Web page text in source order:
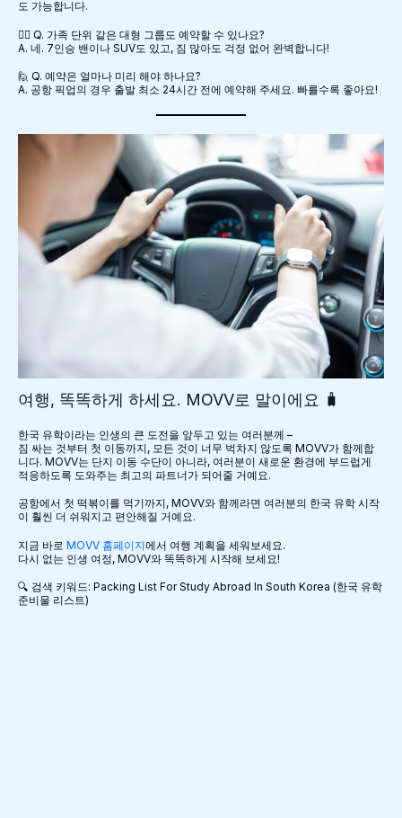
도 가능합니다.
🙋‍♀️ Q. 가족 단위 같은 대형 그룹도 예약할 수 있나요?
A. 네. 7인승 밴이나 SUV도 있고, 짐 많아도 걱정 없어 완벽합니다!
🙋 Q. 예약은 얼마나 미리 해야 하나요?
A. 공항 픽업의 경우 출발 최소 24시간 전에 예약해 주세요. 빠를수록 좋아요!
여행, 똑똑하게 하세요. MOVV로 말이에요 🧳
한국 유학이라는 인생의 큰 도전을 앞두고 있는 여러분께 –
짐 싸는 것부터 첫 이동까지, 모든 것이 너무 벅차지 않도록 MOVV가 함께합
니다. MOVV는 단지 이동 수단이 아니라, 여러분이 새로운 환경에 부드럽게
적응하도록 도와주는 최고의 파트너가 되어줄 거예요.
공항에서 첫 떡볶이를 먹기까지, MOVV와 함께라면 여러분의 한국 유학 시작
이 훨씬 더 쉬워지고 편안해질 거예요.
지금 바로 MOVV 홈페이지에서 여행 계획을 세워보세요.
다시 없는 인생 여정, MOVV와 똑똑하게 시작해 보세요!
🔍 검색 키워드: Packing List For Study Abroad In South Korea (한국 유학
준비물 리스트)